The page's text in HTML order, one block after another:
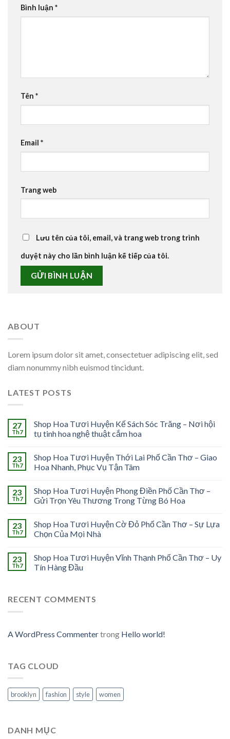
Bình luận *
Tên *
Email *
Trang web
Lưu tên của tôi, email, và trang web trong trình
duyệt này cho lần bình luận kế tiếp của tôi.
ABOUT
Lorem ipsum dolor sit amet, consectetuer adipiscing elit, sed
diam nonummy nibh euismod tincidunt.
LATEST POSTS
27
Th7
Shop Hoa Tươi Huyện Kế Sách Sóc Trăng – Nơi hội
tụ tinh hoa nghệ thuật cắm hoa
23
Th7
Shop Hoa Tươi Huyện Thới Lai Phố Cần Thơ – Giao
Hoa Nhanh, Phục Vụ Tận Tâm
23
Th7
Shop Hoa Tươi Huyện Phong Điền Phố Cần Thơ –
Gửi Trọn Yêu Thương Trong Từng Bó Hoa
23
Th7
Shop Hoa Tươi Huyện Cờ Đỏ Phố Cần Thơ – Sự Lựa
Chọn Của Mọi Nhà
23
Th7
Shop Hoa Tươi Huyện Vĩnh Thạnh Phố Cần Thơ – Uy
Tín Hàng Đầu
RECENT COMMENTS
A WordPress Commentertrong Hello world!
TAG CLOUD
brooklyn fashion style women
DANH MỤC